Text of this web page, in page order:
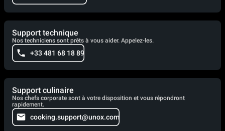
Support technique
Nos techniciens sont prêts à vous aider. Appelez-les.
+33 481 68 18 89
Support culinaire
Nos chefs corporate sont à votre disposition et vous répondront
rapidement.
cooking.support@unox.com